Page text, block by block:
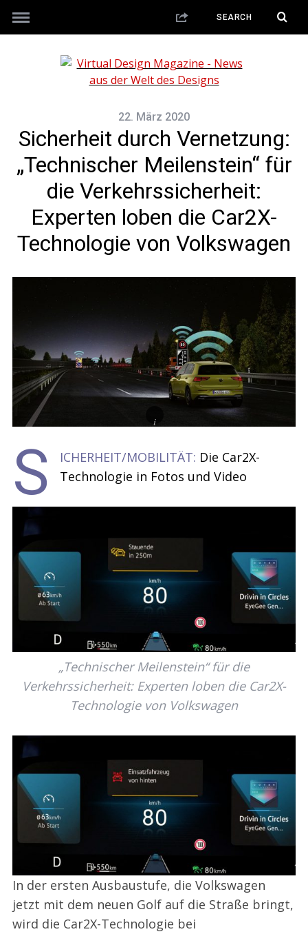
22. März 2020
Sicherheit durch Vernetzung:
„Technischer Meilenstein“ für
die Verkehrssicherheit:
Experten loben die Car2X-
Technologie von Volkswagen
S ICHERHEIT/MOBILITÄT: Die Car2X-
Technologie in Fotos und Video
„Technischer Meilenstein“ für die
Verkehrssicherheit: Experten loben die Car2X-
Technologie von Volkswagen
In der ersten Ausbaustufe, die Volkswagen
jetzt mit dem neuen Golf auf die Straße bringt,
wird die Car2X-Technologie bei